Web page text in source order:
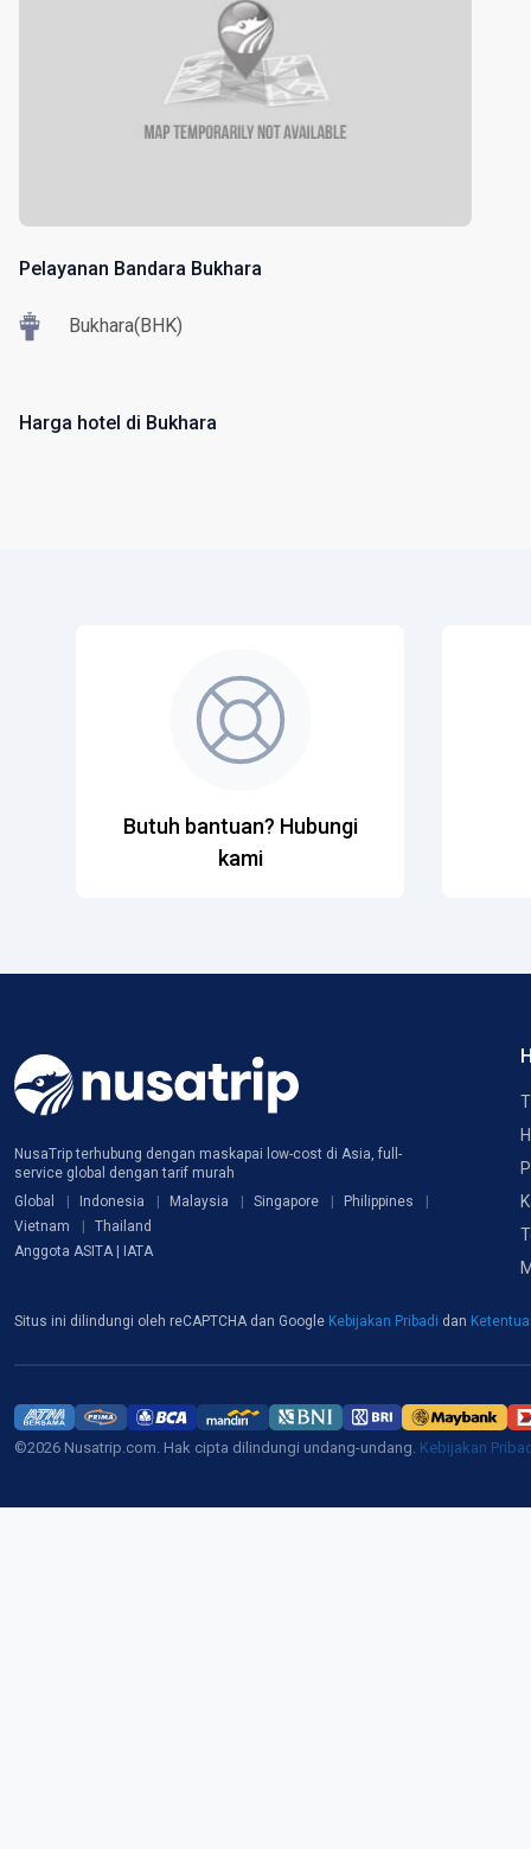
Pelayanan Bandara Bukhara
Bukhara(BHK)
Harga hotel di Bukhara
Butuh bantuan? Hubungi
kami
NusaTrip terhubung dengan maskapai low-cost di Asia, full-
service global dengan tarif murah
Global
Indonesia Malaysia Singapore
Philippines
Vietnam
Thailand
Anggota ASITA | IATA
Situs ini dilindungi oleh reCAPTCHA dan Google Kebijakan Pribadi dan
©2026 Nusatrip.com. Hak cipta dilindungi undang-undang. Kebijakan